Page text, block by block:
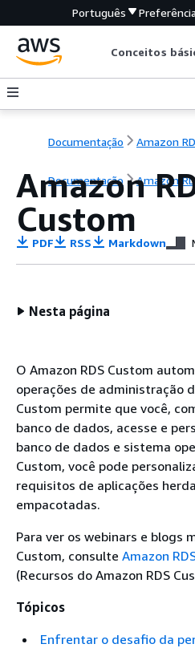
Português
Conceitos
Documentação Amazon
Documentação Amazon
Amazon
Custom
PDF RSS Markdown
Nesta página
O Amazon RDS Custom
operações de administração
Custom permite que você,
banco de dados, acesse e
banco de dados e sistema
Custom, você pode
requisitos de aplicações
empacotadas.
Para ver os webinars e blogs
Custom, consulte Amazon
(Recursos do Amazon RDS
Tópicos
Enfrentar o desafio da